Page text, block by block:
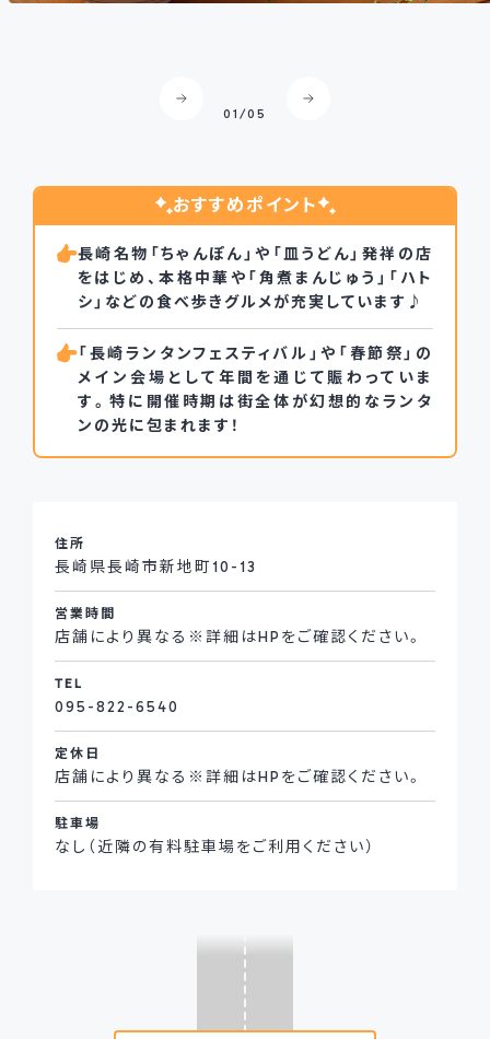
02 /05
おすすめポイント
長崎名物「ちゃんぽん」や「皿うどん」発祥の店
をはじめ、本格中華や「角煮まんじゅう」「ハト
シ」などの食べ歩きグルメが充実しています♪
「長崎ランタンフェスティバル」や「春節祭」の
メイン会場として年間を通じて賑わっていま
す。特に開催時期は街全体が幻想的なランタ
ンの光に包まれます！
住所
長崎県長崎市新地町10-13
営業時間
店舗により異なる※詳細はHPをご確認ください。
TEL
095-822-6540
定休日
店舗により異なる※詳細はHPをご確認ください。
駐車場
なし（近隣の有料駐車場をご利用ください）